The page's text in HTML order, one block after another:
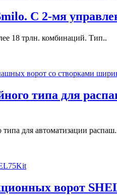
С 2-мя
18 трлн. комбинаций. Тип..
типа для
для автоматизации
ворот